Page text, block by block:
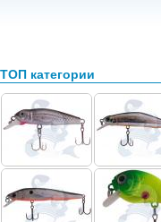
ТОП категории